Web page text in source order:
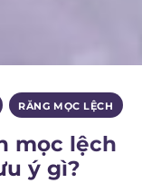
, RĂNG MỌC LỆCH
mọc lệch
ý gì?